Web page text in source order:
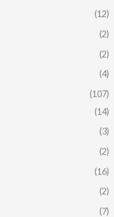
(12)
(2)
(2)
(4)
(107)
(14)
(3)
(2)
(16)
(2)
(7)